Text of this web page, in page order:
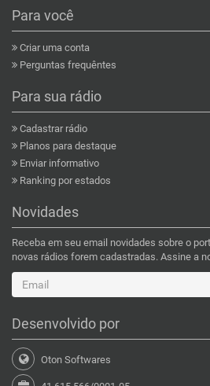
Para você
Criar uma conta
Perguntas frequêntes
Para sua rádio
Cadastrar rádio
Planos para destaque
Enviar informativo
Ranking por estados
Novidades
Receba em seu email novidades sobre o
novas rádios forem cadastradas. Assine a
Desenvolvido por
Oton Softwares